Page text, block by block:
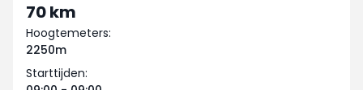
70 km
Hoogtemeters:
2250m
Starttijden: